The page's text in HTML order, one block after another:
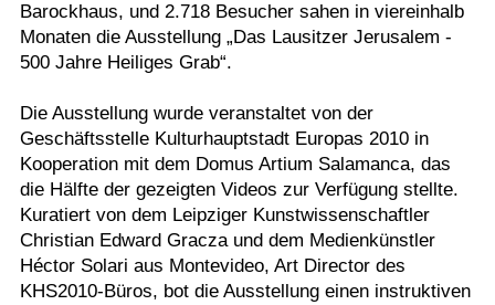
Barockhaus, und 2.718 Besucher sahen in viereinhalb
Monaten die Ausstellung „Das Lausitzer Jerusalem -
500 Jahre Heiliges Grab“.
Die Ausstellung wurde veranstaltet von der
Geschäftsstelle Kulturhauptstadt Europas 2010 in
Kooperation mit dem Domus Artium Salamanca, das
die Hälfte der gezeigten Videos zur Verfügung stellte.
Kuratiert von dem Leipziger Kunstwissenschaftler
Christian Edward Gracza und dem Medienkünstler
Héctor Solari aus Montevideo, Art Director des
KHS2010-Büros, bot die Ausstellung einen instruktiven